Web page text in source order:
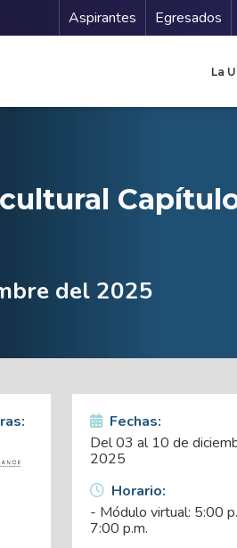
Menu
Aspirantes Egresados
La
del 2025
Fechas:
Del 03 al 10 de
2025
Horario:
- Módulo virtual: 5:00
7:00 p.m.